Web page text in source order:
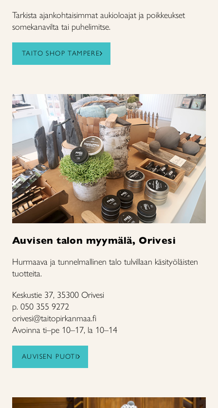
Tarkista ajankohtaisimmat aukioloajat ja poikkeukset
somekanavilta tai puhelimitse.
TAITO SHOP TAMPERE
Auvisen talon myymälä, Orivesi
Hurmaava ja tunnelmallinen talo tulvillaan käsityöläisten
tuotteita.
Keskustie 37, 35300 Orivesi
p. 050 355 9272
orivesi@taitopirkanmaa.fi
Avoinna ti–pe 10–17, la 10–14
AUVISEN PUOTI